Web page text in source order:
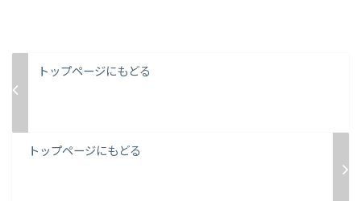
トップページにもどる
トップページにもどる